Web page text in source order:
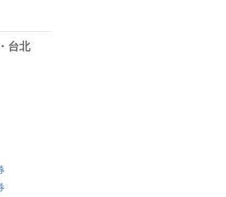
台北